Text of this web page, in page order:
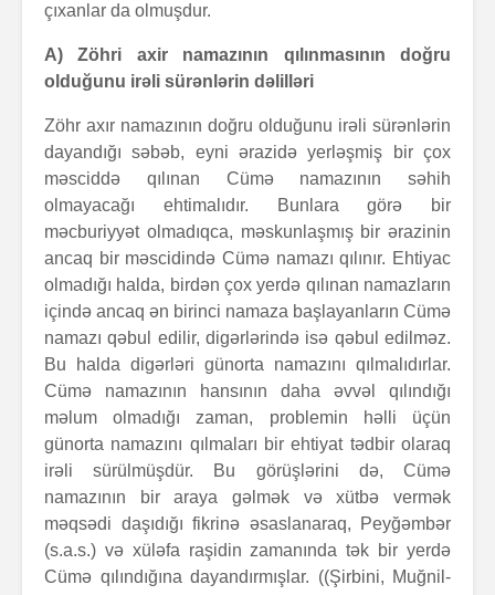
çıxanlar da olmuşdur.
A) Zöhri axir namazının qılınmasının doğru
olduğunu irəli sürənlərin dəlilləri
Zöhr axır namazının doğru olduğunu irəli sürənlərin
dayandığı səbəb, eyni ərazidə yerləşmiş bir çox
məsciddə qılınan Cümə namazının səhih
olmayacağı ehtimalıdır. Bunlara görə bir
məcburiyyət olmadıqca, məskunlaşmış bir ərazinin
ancaq bir məscidində Cümə namazı qılınır. Ehtiyac
olmadığı halda, birdən çox yerdə qılınan namazların
içində ancaq ən birinci namaza başlayanların Cümə
namazı qəbul edilir, digərlərində isə qəbul edilməz.
Bu halda digərləri günorta namazını qılmalıdırlar.
Cümə namazının hansının daha əvvəl qılındığı
məlum olmadığı zaman, problemin həlli üçün
günorta namazını qılmaları bir ehtiyat tədbir olaraq
irəli sürülmüşdür. Bu görüşlərini də, Cümə
namazının bir araya gəlmək və xütbə vermək
məqsədi daşıdığı fikrinə əsaslanaraq, Peyğəmbər
(s.a.s.) və xüləfa raşidin zamanında tək bir yerdə
Cümə qılındığına dayandırmışlar. ((Şirbini, Muğnil-